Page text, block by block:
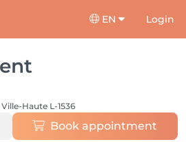
EN Login
Haute L-1536
Book appointment